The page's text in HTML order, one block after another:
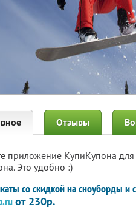
Отзывы
приложение КупиКупона для
Это удобно :)
со скидкой на сноуборды и
от 230р.